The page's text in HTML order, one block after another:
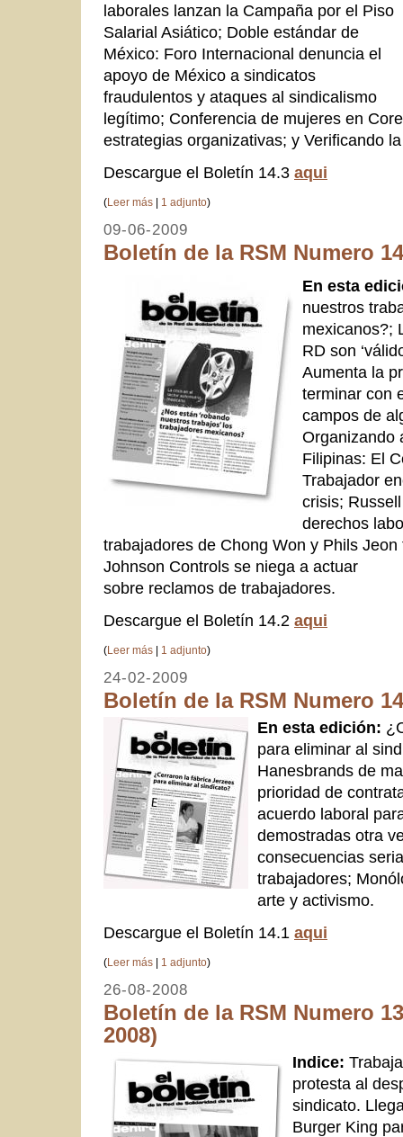
laborales lanzan la Campaña por el Piso
Salarial Asiático; Doble estándar de
México: Foro Internacional denuncia el
apoyo de México a sindicatos
fraudulentos y ataques al sindicalismo
legítimo; Conferencia de mujeres en
estrategias organizativas; y Verificando
Descargue el Boletín 14.3 aqui
(Leer más | 1 adjunto)
09-06-2009
Boletín de la RSM Numero
En esta
nuestros
mexicanos?;
RD son
Aumenta la
terminar con
campos de
Organizando
Filipinas: El
Trabajador
crisis;
derechos
trabajadores de Chong Won y Phils
Johnson Controls se niega a actuar
sobre reclamos de trabajadores.
Descargue el Boletín 14.2 aqui
(Leer más | 1 adjunto)
24-02-2009
Boletín de la RSM Numero
En esta edición:
para eliminar al
Hanesbrands de
prioridad de
acuerdo laboral
demostradas otra
consecuencias
trabajadores;
arte y activismo.
Descargue el Boletín 14.1 aqui
(Leer más | 1 adjunto)
26-08-2008
Boletín de la RSM Numero
2008)
Indice:
protesta al
sindicato.
Burger King